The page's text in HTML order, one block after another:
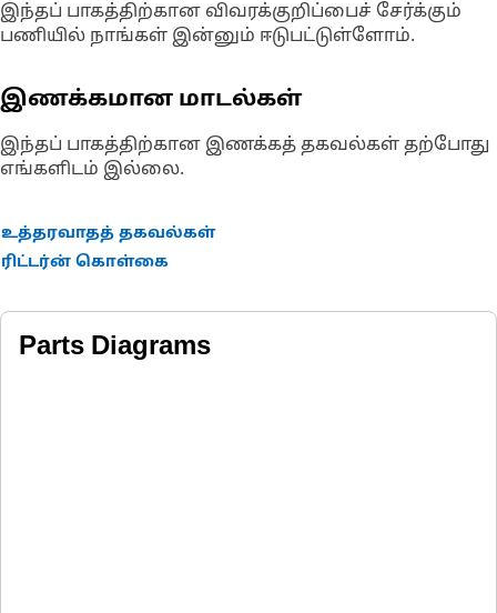
இந்தப் பாகத்திற்கான விவரக்குறிப்பைச் சேர்க்கும்
பணியில் நாங்கள் இன்னும் ஈடுபட்டுள்ளோம்.
இணக்கமான மாடல்கள்
இந்தப் பாகத்திற்கான இணக்கத் தகவல்கள் தற்போது
எங்களிடம் இல்லை.
உத்தரவாதத் தகவல்கள்
ரிட்டர்ன் கொள்கை
Parts Diagrams